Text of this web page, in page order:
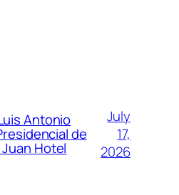
Antonio
de
Hotel
July
17,
2026